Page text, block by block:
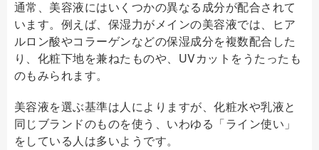
通常、美容液にはいくつかの異なる成分が配合されて
います。例えば、保湿力がメインの美容液では、ヒア
ルロン酸やコラーゲンなどの保湿成分を複数配合した
り、化粧下地を兼ねたものや、UVカットをうたったも
のもみられます。
美容液を選ぶ基準は人によりますが、化粧水や乳液と
同じブランドのものを使う、いわゆる「ライン使い」
をしている人は多いようです。